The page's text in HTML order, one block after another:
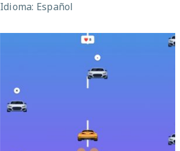
Idioma: Español